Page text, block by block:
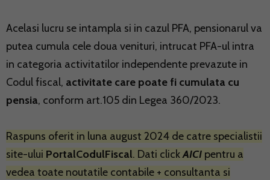
Acelasi lucru se intampla si in cazul PFA, pensionarul va
putea cumula cele doua venituri, intrucat PFA-ul intra
in categoria activitatilor independente prevazute in
Codul fiscal, activitate care poate fi cumulata cu
pensia, conform art.105 din Legea 360/2023.
Raspuns oferit in luna august 2024 de catre specialistii
site-ului PortalCodulFiscal. Dati clickAICI pentru a
vedea toate noutatile contabile + consultanta si